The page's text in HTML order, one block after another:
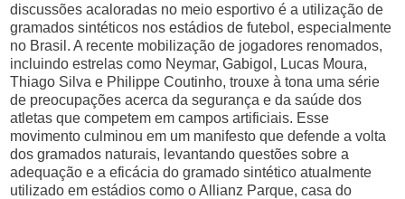
discussões acaloradas no meio esportivo é a utilização de
gramados sintéticos nos estádios de futebol, especialmente
no Brasil. A recente mobilização de jogadores renomados,
incluindo estrelas como Neymar, Gabigol, Lucas Moura,
Thiago Silva e Philippe Coutinho, trouxe à tona uma série
de preocupações acerca da segurança e da saúde dos
atletas que competem em campos artificiais. Esse
movimento culminou em um manifesto que defende a volta
dos gramados naturais, levantando questões sobre a
adequação e a eficácia do gramado sintético atualmente
utilizado em estádios como o Allianz Parque, casa do